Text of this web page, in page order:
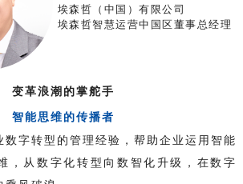
埃森哲（中国）有限公司
埃森哲智慧运营中国区董事总经理
变革浪潮的掌舵手
智能思维的传播者
字转型的管理经验，帮助企业运用智能
，从数字化转型向数智化升级，在数字